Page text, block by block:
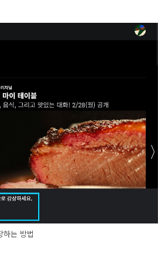
는 방법